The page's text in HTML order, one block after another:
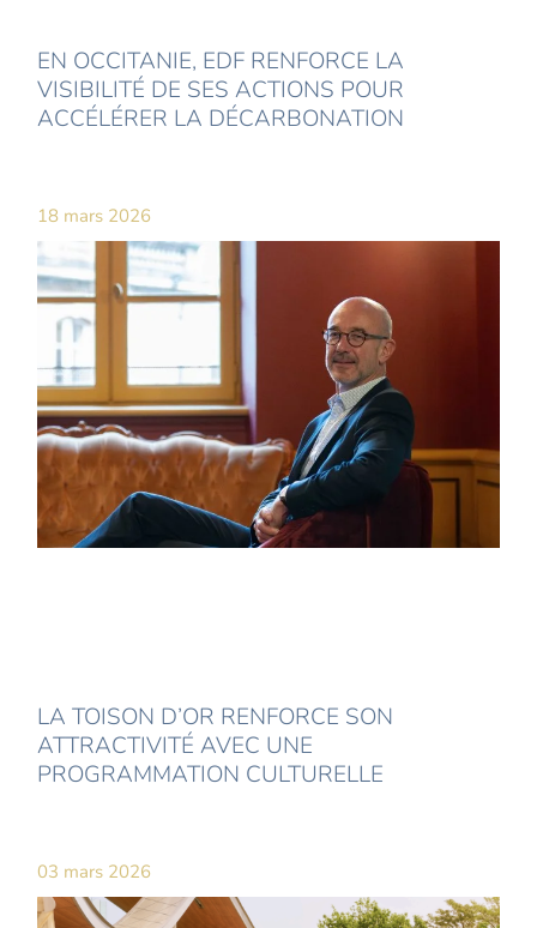
EN OCCITANIE, EDF RENFORCE LA
VISIBILITÉ DE SES ACTIONS POUR
ACCÉLÉRER LA DÉCARBONATION
18 mars 2026
LA TOISON D’OR RENFORCE SON
ATTRACTIVITÉ AVEC UNE
PROGRAMMATION CULTURELLE
03 mars 2026